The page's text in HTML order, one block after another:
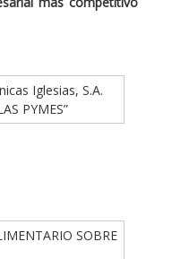
Iglesias, S.A.
PYMES”
SOBRE